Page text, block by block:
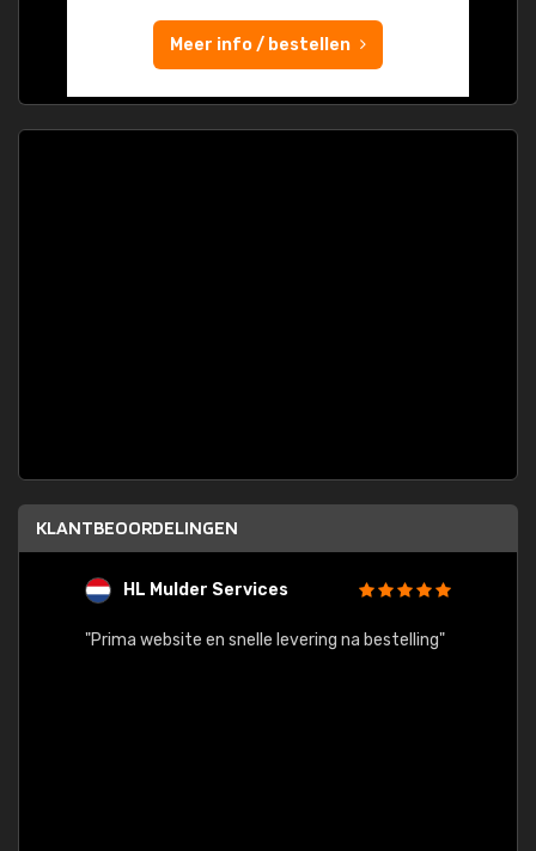
Meer info / bestellen
KLANTBEOORDELINGEN
HL Mulder Services
"Prima website en snelle levering na bestelling"